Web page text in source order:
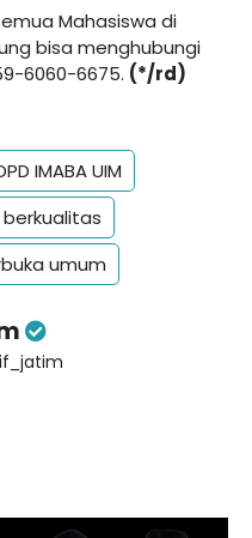
Mahasiswa di
bisa menghubungi
6060-6675. (*/rd)
IMABA UIM
umum